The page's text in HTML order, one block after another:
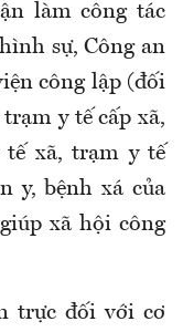
làm công tác
sự, Công an
công lập (đối
y tế cấp xã,
xã, trạm y tế
y, bệnh xá của
xã hội công
trực đối với cơ